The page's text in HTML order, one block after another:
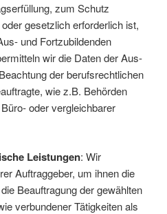
zum Schutz
gesetzlich erforderlich ist,
und Fortzubildenden
wir die Daten der Aus-
der berufsrechtlichen
wie z.B. Behörden
oder vergleichbarer
Leistungen: Wir
Auftraggeber, um ihnen die
Beauftragung der gewählten
verbundener Tätigkeiten als